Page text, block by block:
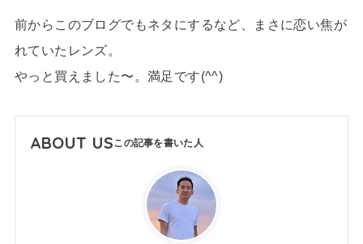
前からこのブログでもネタにするなど、まさに恋い焦が
れていたレンズ。
やっと買えました〜。満足です(^^)
ABOUT US